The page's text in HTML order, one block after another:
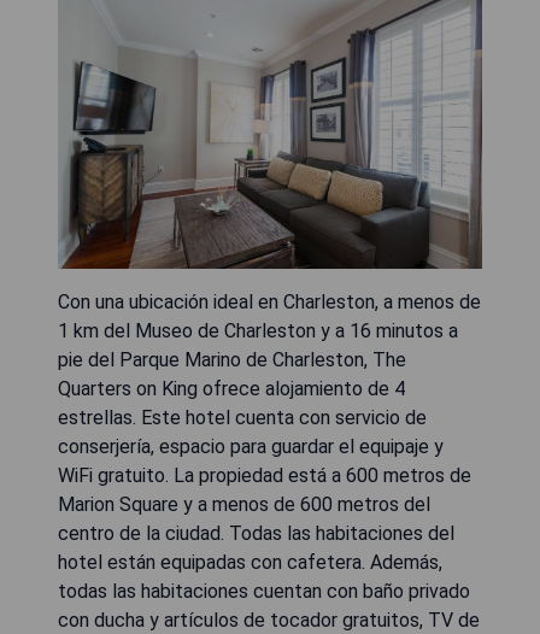
Con una ubicación ideal en Charleston, a menos de
1 km del Museo de Charleston y a 16 minutos a
pie del Parque Marino de Charleston, The
Quarters on King ofrece alojamiento de 4
estrellas. Este hotel cuenta con servicio de
conserjería, espacio para guardar el equipaje y
WiFi gratuito. La propiedad está a 600 metros de
Marion Square y a menos de 600 metros del
centro de la ciudad. Todas las habitaciones del
hotel están equipadas con cafetera. Además,
todas las habitaciones cuentan con baño privado
con ducha y artículos de tocador gratuitos, TV de